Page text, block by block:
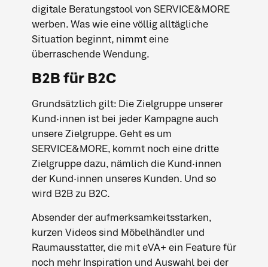
digitale Beratungstool von SERVICE&MORE
werben. Was wie eine völlig alltägliche
Situation beginnt, nimmt eine
überraschende Wendung.
B2B für B2C
Grundsätzlich gilt: Die Zielgruppe unserer
Kund·innen ist bei jeder Kampagne auch
unsere Zielgruppe. Geht es um
SERVICE&MORE, kommt noch eine dritte
Zielgruppe dazu, nämlich die Kund·innen
der Kund·innen unseres Kunden. Und so
wird B2B zu B2C.
Absender der aufmerksamkeitsstarken,
kurzen Videos sind Möbelhändler und
Raumausstatter, die mit eVA+ ein Feature für
noch mehr Inspiration und Auswahl bei der